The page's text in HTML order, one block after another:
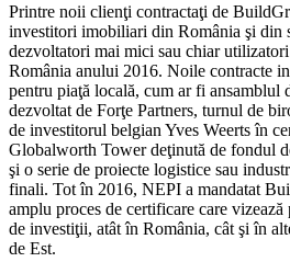
Printre noii clienţi contractaţi de
investitori imobiliari din România şi din
dezvoltatori mai mici sau chiar
România anului 2016. Noile contracte
pentru piaţă locală, cum ar fi ansamblul
dezvoltat de Forţe Partners, turnul de
de investitorul belgian Yves Weerts în
Globalworth Tower deţinută de fondul
şi o serie de proiecte logistice sau
finali. Tot în 2016, NEPI a mandatat
amplu proces de certificare care
de investiţii, atât în România, cât şi în
de Est.